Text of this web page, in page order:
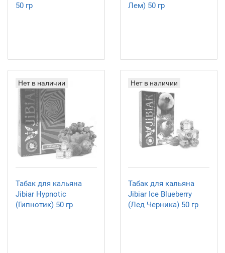
50 гр
Лем) 50 гр
Нет в наличии
Табак для кальяна
Jibiar Hypnotic
(Гипнотик) 50 гр
Нет в наличии
Табак для кальяна
Jibiar Ice Blueberry
(Лед Черника) 50 гр